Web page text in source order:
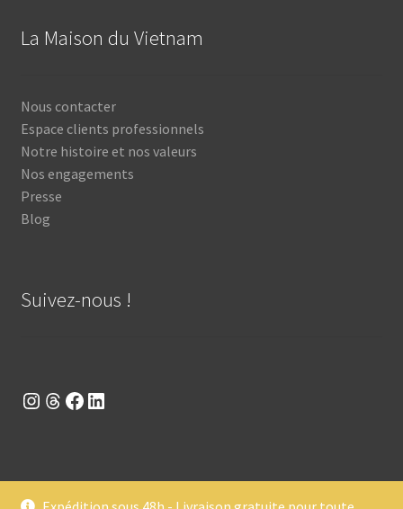
La Maison du Vietnam
Nous contacter
Espace clients professionnels
Notre histoire et nos valeurs
Nos engagements
Presse
Blog
Suivez-nous !
Suivez-nous sur Instagram
Suivez-nous sur Threads
Suivez-nous sur Facebook
Suivez-nous sur LinkedIn